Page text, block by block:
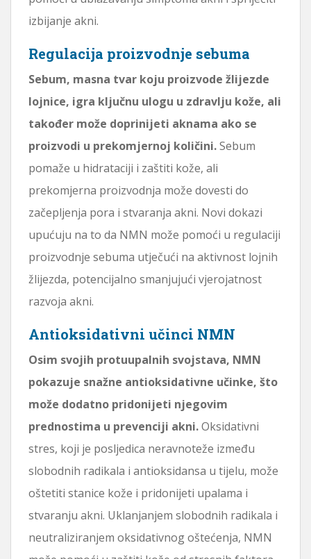
izbijanje akni.
Regulacija proizvodnje sebuma
Sebum, masna tvar koju proizvode žlijezde
lojnice, igra ključnu ulogu u zdravlju kože, ali
također može doprinijeti aknama ako se
proizvodi u prekomjernoj količini.Sebum
pomaže u hidrataciji i zaštiti kože, ali
prekomjerna proizvodnja može dovesti do
začepljenja pora i stvaranja akni. Novi dokazi
upućuju na to da NMN može pomoći u regulaciji
proizvodnje sebuma utječući na aktivnost lojnih
žlijezda, potencijalno smanjujući vjerojatnost
razvoja akni.
Antioksidativni učinci NMN
Osim svojih protuupalnih svojstava, NMN
pokazuje snažne antioksidativne učinke, što
može dodatno pridonijeti njegovim
prednostima u prevenciji akni.Oksidativni
stres, koji je posljedica neravnoteže između
slobodnih radikala i antioksidansa u tijelu, može
oštetiti stanice kože i pridonijeti upalama i
stvaranju akni. Uklanjanjem slobodnih radikala i
neutraliziranjem oksidativnog oštećenja, NMN